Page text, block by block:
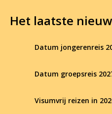
Het laatste
Datum jongerenreis
Datum groepsreis
Visumvrij reizen in